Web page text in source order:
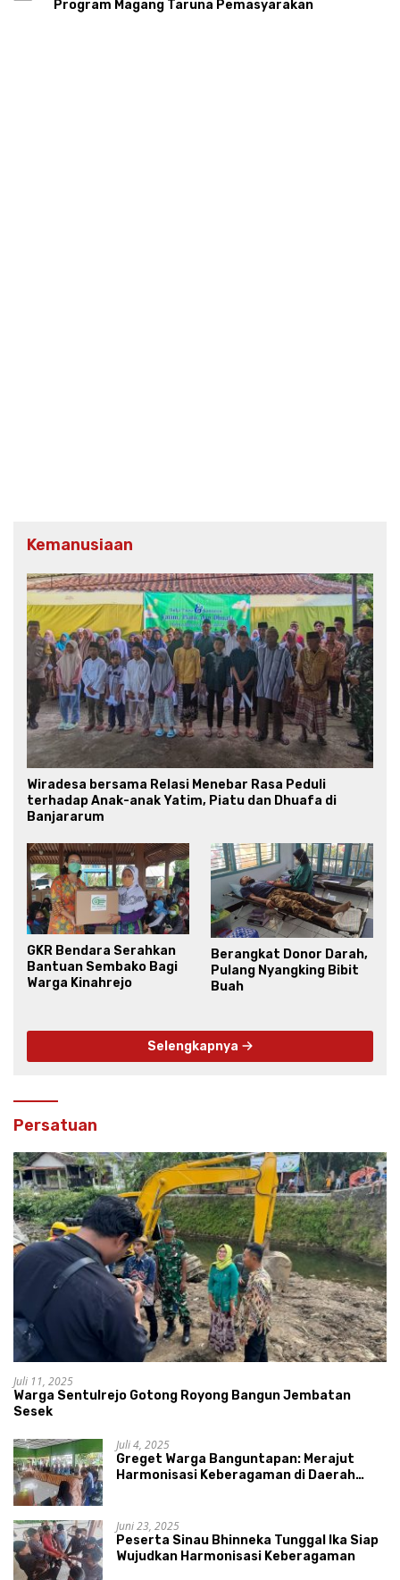
Program Magang Taruna Pemasyarakan
Kemanusiaan
Wiradesa bersama Relasi Menebar Rasa Peduli
terhadap Anak-anak Yatim, Piatu dan Dhuafa di
Banjararum
GKR Bendara Serahkan
Bantuan Sembako Bagi
Warga Kinahrejo
Berangkat Donor Darah,
Pulang Nyangking Bibit
Buah
Selengkapnya
Persatuan
Juli 11, 2025
Warga Sentulrejo Gotong Royong Bangun Jembatan
Sesek
Juli 4, 2025
Greget Warga Banguntapan: Merajut
Harmonisasi Keberagaman di Daerah
Juni 23, 2025
Peserta Sinau Bhinneka Tunggal Ika Siap
Wujudkan Harmonisasi Keberagaman